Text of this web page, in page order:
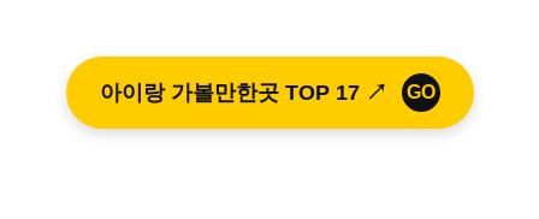
아이랑 가볼만한곳 TOP 17 ↗ GO